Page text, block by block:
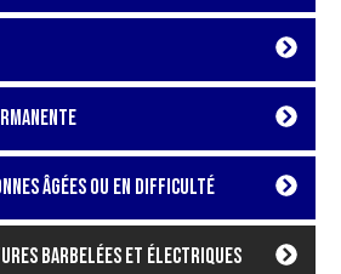
âgées ou en difficulté
barbelées et électriques